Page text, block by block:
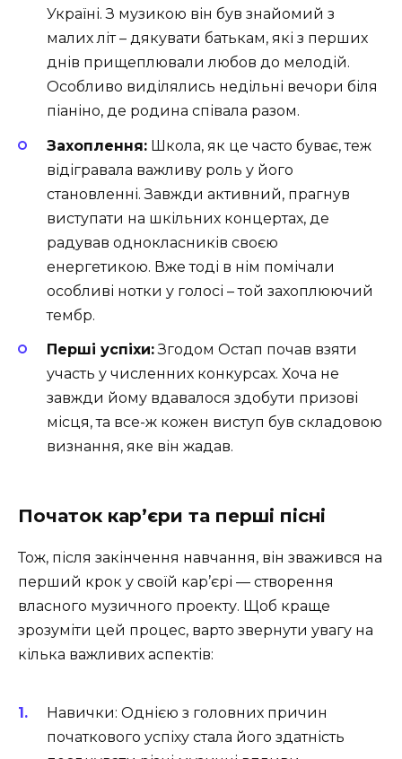
Україні. З музикою він був знайомий з
малих літ – дякувати батькам, які з перших
днів прищеплювали любов до мелодій.
Особливо виділялись недільні вечори біля
піаніно, де родина співала разом.
Захоплення: Школа, як це часто буває, теж
відігравала важливу роль у його
становленні. Завжди активний, прагнув
виступати на шкільних концертах, де
радував однокласників своєю
енергетикою. Вже тоді в нім помічали
особливі нотки у голосі – той захоплюючий
тембр.
Перші успіхи:Згодом Остап почав взяти
участь у численних конкурсах. Хоча не
завжди йому вдавалося здобути призові
місця, та все-ж кожен виступ був складовою
визнання, яке він жадав.
Початок кар’єри та перші пісні
Тож, після закінчення навчання, він зважився на
перший крок у своїй кар’єрі — створення
власного музичного проекту. Щоб краще
зрозуміти цей процес, варто звернути увагу на
кілька важливих аспектів:
Навички: Однією з головних причин
початкового успіху стала його здатність